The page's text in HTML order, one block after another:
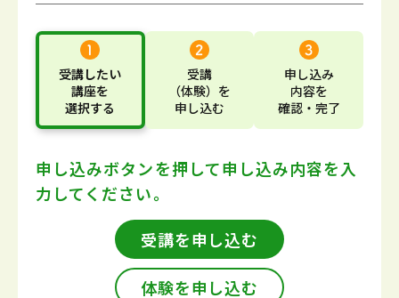
受講したい
講座を
選択する
受講
（体験） を
申し込む
申し込み
内容を
確認・完了
申し込みボタンを押して申し込み内容を入
力してください。
受講を申し込む
体験を申し込む